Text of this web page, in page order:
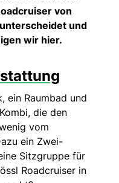
von
und
wir hier.
ein Raumbad und
die den
vom
ein Zwei-
Sitzgruppe für
Roadcruiser in